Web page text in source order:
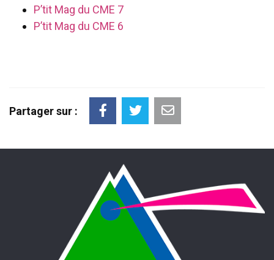
P’tit Mag du CME 7
P’tit Mag du CME 6
Partager sur :